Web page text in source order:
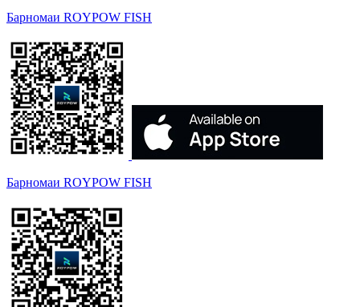
Барномаи ROYPOW FISH
Барномаи ROYPOW FISH